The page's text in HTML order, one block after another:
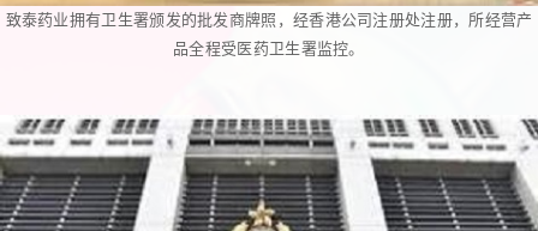
致泰药业拥有卫生署颁发的批发商牌照，经香港公司注册处注册，所经营产
品全程受医药卫生署监控。